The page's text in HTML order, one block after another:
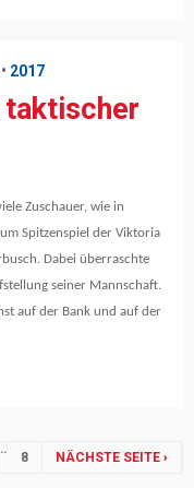
• 2017
taktischer
Zuschauer, wie in
Spitzenspiel der Viktoria
Dabei überraschte
seiner Mannschaft.
auf der Bank und auf der
8 NÄCHSTE SEITE ›